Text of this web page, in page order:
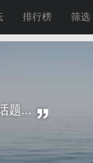
排行榜 筛选
题...